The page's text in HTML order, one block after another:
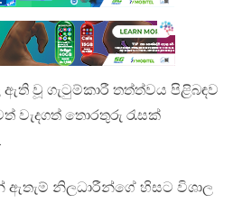
වූ ගැටුම්කාරී තත්ත්වය පිළිබඳව
වැදගත් තොරතුරු රැසක්
ඇතැම් නිලධාරීන්ගේ හිසට විශාල